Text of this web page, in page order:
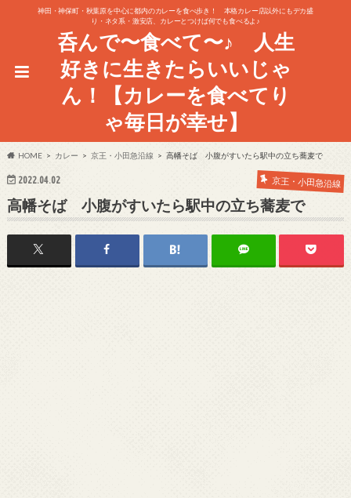
神田・神保町・秋葉原を中心に都内のカレーを食べ歩き！ 本格カレー店以外にもデカ盛
り・ネタ系・激安店、カレーとつけば何でも食べるよ♪
呑んで〜食べて〜♪ 人生
好きに生きたらいいじゃ
ん！【カレーを食べてり
ゃ毎日が幸せ】
HOME カレー 京王・小田急沿線 高幡そば 小腹がすいたら駅中の立ち蕎麦で
2022.04.02 京王・小田急沿線
高幡そば 小腹がすいたら駅中の立ち蕎麦で